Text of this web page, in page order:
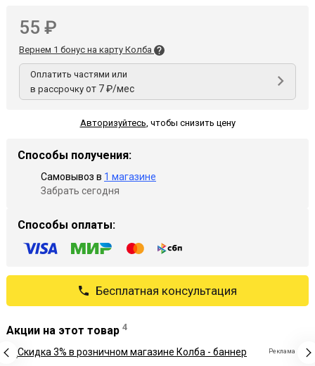
55 ₽
Вернем 1 бонус на карту Колба
Оплатить частями или
в рассрочку от 7 ₽/мес
Авторизуйтесь, чтобы снизить цену
Способы получения:
Самовывоз в 1 магазине
Забрать сегодня
Способы оплаты:
Бесплатная консультация
Акции на этот товар 4
Реклама